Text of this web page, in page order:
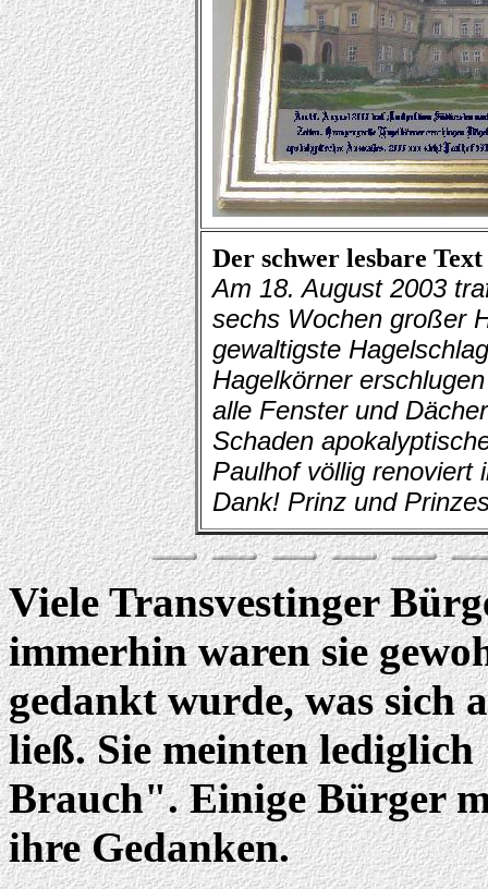
Der schwer lesbare
Am 18. August 2003
sechs Wochen großer
gewaltigste
Hagelkörner
alle Fenster und
Schaden
Paulhof völlig renoviert
Dank! Prinz und
Viele Transvestinger
immerhin waren sie
gedankt wurde, was sich
ließ. Sie meinten
Brauch". Einige Bürger
ihre Gedanken.